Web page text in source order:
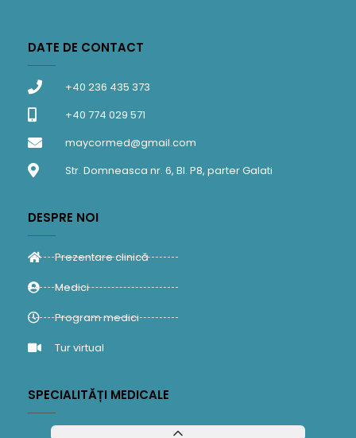
DATE DE CONTACT
+40 236 435 373
+40 774 029 571
maycormed@gmail.com
Str. Domneasca nr. 6, Bl. P8, parter Galati
DESPRE NOI
Prezentare clinică
Medici
Program medici
Tur virtual
SPECIALITĂȚI MEDICALE